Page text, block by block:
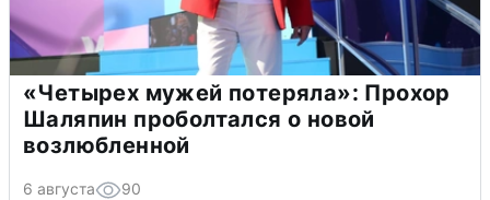
«Четырех мужей потеряла»: Прохор
Шаляпин проболтался о новой
возлюбленной
6 августа 90